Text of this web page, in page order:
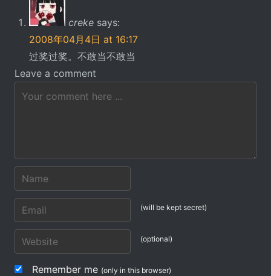
creke says:
2008年04月4日 at 16:17
过奖过奖。不敢当不敢当
Leave a comment
(will be kept secret)
(optional)
Remember me (only in this browser)